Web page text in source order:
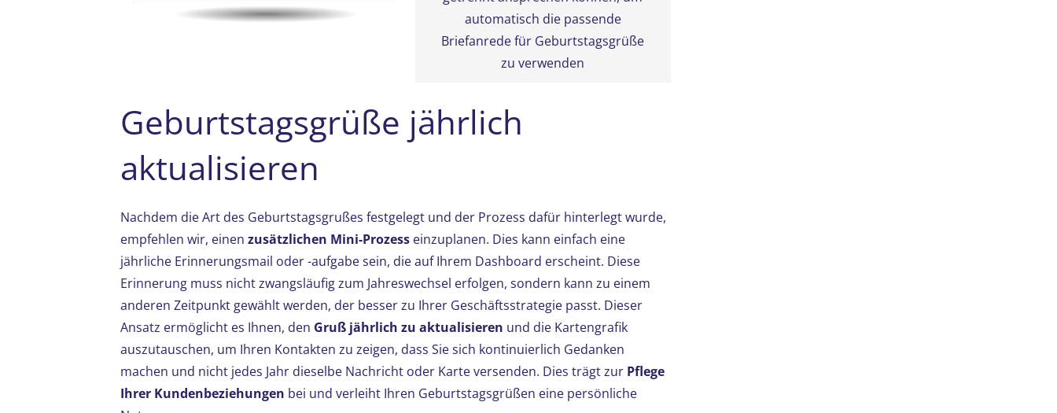
automatisch die passende
Briefanrede für Geburtstagsgrüße
zu verwenden
Geburtstagsgrüße jährlich
aktualisieren
Nachdem die Art des Geburtstagsgrußes festgelegt und der Prozess dafür hinterlegt wurde,
empfehlen wir, einen zusätzlichen Mini-Prozess einzuplanen. Dies kann einfach eine
jährliche Erinnerungsmail oder -aufgabe sein, die auf Ihrem Dashboard erscheint. Diese
Erinnerung muss nicht zwangsläufig zum Jahreswechsel erfolgen, sondern kann zu einem
anderen Zeitpunkt gewählt werden, der besser zu Ihrer Geschäftsstrategie passt. Dieser
Ansatz ermöglicht es Ihnen, den Gruß jährlich zu aktualisieren und die Kartengrafik
auszutauschen, um Ihren Kontakten zu zeigen, dass Sie sich kontinuierlich Gedanken
machen und nicht jedes Jahr dieselbe Nachricht oder Karte versenden. Dies trägt zur Pflege
Ihrer Kundenbeziehungen bei und verleiht Ihren Geburtstagsgrüßen eine persönliche